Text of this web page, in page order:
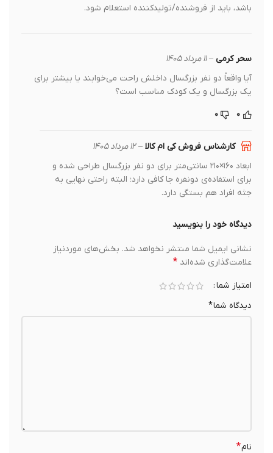
باشد، باید از فروشنده/تولیدکننده استعلام شود.
سحر کرمی – ۱۱ مرداد ۱۴۰۵
آیا واقعاً دو نفر بزرگسال داخلش راحت می‌خوابند یا بیشتر برای
یک بزرگسال و یک کودک مناسب است؟
کارشناس فروش کی ام کالا –
ابعاد ۱۶۰×۲۱۰ سانتی‌متر برای دو نفر بزرگسال طراحی شده و
برای استفاده‌ی دونفره جا کافی دارد؛ البته راحتی نهایی به
جثه افراد هم بستگی دارد.
دیدگاه خود را بنویسید
نشانی ایمیل شما منتشر نخواهد شد.
بخش‌های موردنیاز
علامت‌گذاری شده‌اند *
امتیاز شما
دیدگاه شما